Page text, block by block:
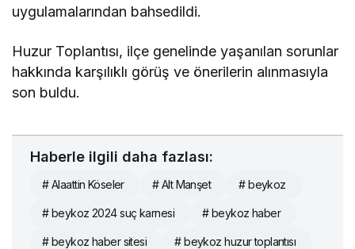
uygulamalarından bahsedildi.
Huzur Toplantısı, ilçe genelinde yaşanılan sorunlar
hakkında karşılıklı görüş ve önerilerin alınmasıyla
son buldu.
Haberle ilgili daha fazlası:
# Alaattin Köseler # Alt Manşet # beykoz
# beykoz 2024 suç karnesi # beykoz haber
# beykoz haber sitesi # beykoz huzur toplantısı